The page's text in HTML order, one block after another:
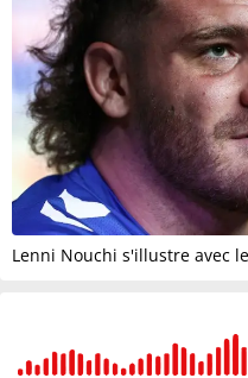
Lenni Nouchi s'illustre avec